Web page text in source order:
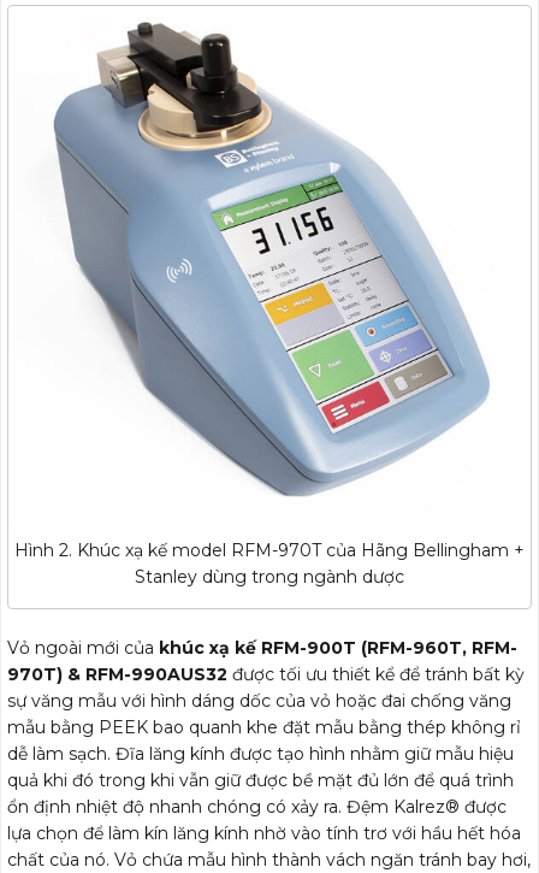
Hình 2. Khúc xạ kế model RFM-970T của Hãng Bellingham +
Stanley dùng trong ngành dược
Vỏ ngoài mới của khúc xạ kế RFM-900T (RFM-960T, RFM-
970T) & RFM-990AUS32 được tối ưu thiết kể để tránh bất kỳ
sự văng mẫu với hình dáng dốc của vỏ hoặc đai chống văng
mẫu bằng PEEK bao quanh khe đặt mẫu bằng thép không rỉ
dễ làm sạch. Đĩa lăng kính được tạo hình nhằm giữ mẫu hiệu
quả khi đó trong khi vẫn giữ được bề mặt đủ lớn để quá trình
ổn định nhiệt độ nhanh chóng có xảy ra. Đệm Kalrez® được
lựa chọn để làm kín lăng kính nhờ vào tính trơ với hầu hết hóa
chất của nó. Vỏ chứa mẫu hình thành vách ngăn tránh bay hơi,